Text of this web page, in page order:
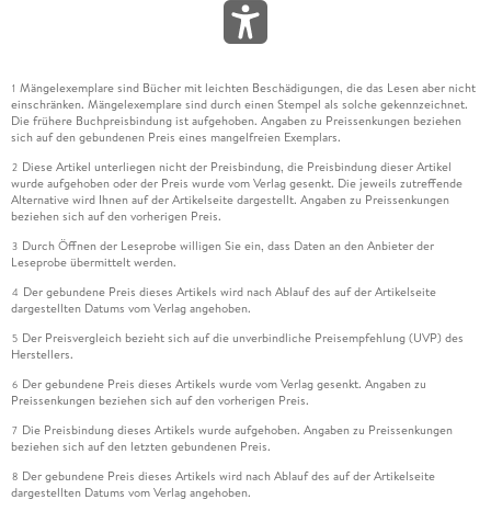
1 Mängelexemplare sind Bücher mit leichten Beschädigungen, die das Lesen aber nicht
einschränken. Mängelexemplare sind durch einen Stempel als solche gekennzeichnet.
Die frühere Buchpreisbindung ist aufgehoben. Angaben zu Preissenkungen beziehen
sich auf den gebundenen Preis eines mangelfreien Exemplars.
2 Diese Artikel unterliegen nicht der Preisbindung, die Preisbindung dieser Artikel
wurde aufgehoben oder der Preis wurde vom Verlag gesenkt. Die jeweils zutreffende
Alternative wird Ihnen auf der Artikelseite dargestellt. Angaben zu Preissenkungen
beziehen sich auf den vorherigen Preis.
3 Durch Öffnen der Leseprobe willigen Sie ein, dass Daten an den Anbieter der
Leseprobe übermittelt werden.
4 Der gebundene Preis dieses Artikels wird nach Ablauf des auf der Artikelseite
dargestellten Datums vom Verlag angehoben.
5 Der Preisvergleich bezieht sich auf die unverbindliche Preisempfehlung (UVP) des
Herstellers.
6 Der gebundene Preis dieses Artikels wurde vom Verlag gesenkt. Angaben zu
Preissenkungen beziehen sich auf den vorherigen Preis.
7 Die Preisbindung dieses Artikels wurde aufgehoben. Angaben zu Preissenkungen
beziehen sich auf den letzten gebundenen Preis.
8 Der gebundene Preis dieses Artikels wird nach Ablauf des auf der Artikelseite
dargestellten Datums vom Verlag angehoben.